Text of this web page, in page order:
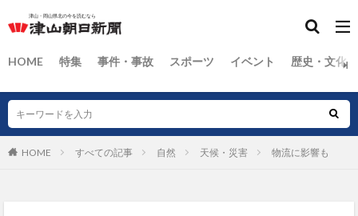
HOME 特集 事件・事故 スポーツ イベント 歴史・文化
HOME すべての記事 自然 天候・災害 物流に影響も